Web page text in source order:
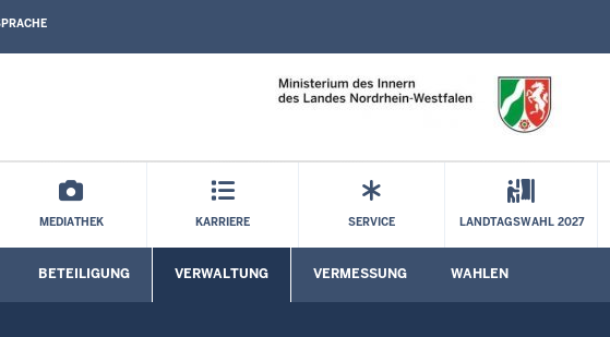
MEDIATHEK KARRIERE SERVICE LANDTAGSWAHL 2027
BETEILIGUNG VERWALTUNG VERMESSUNG WAHLEN